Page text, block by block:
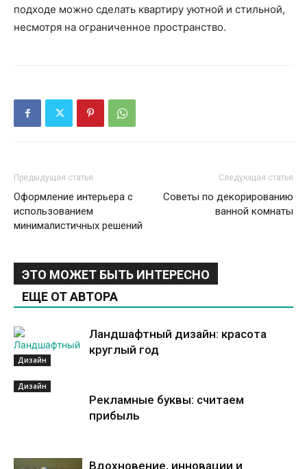
подходе можно сделать квартиру уютной и стильной,
несмотря на ограниченное пространство.
Предыдущая статья
Оформление интерьера с
использованием
минималистичных решений
Следующая статья
Советы по декорированию
ванной комнаты
ЭТО МОЖЕТ БЫТЬ ИНТЕРЕСНО
ЕЩЕ ОТ АВТОРА
Дизайн
Ландшафтный дизайн: красота
круглый год
Дизайн
Рекламные буквы: считаем
прибыль
Вдохновение, инновации и